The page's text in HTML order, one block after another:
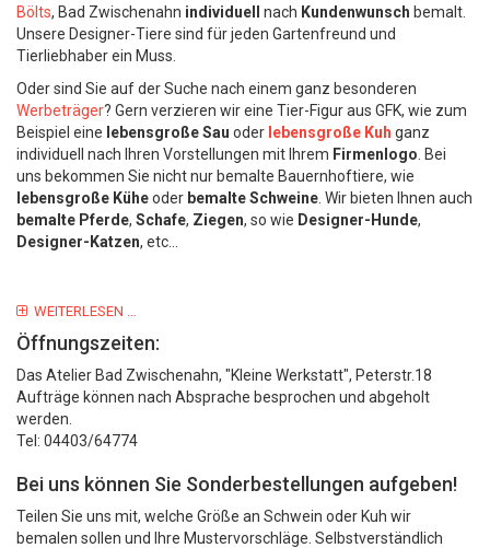
Bölts, Bad Zwischenahn individuell nach Kundenwunsch bemalt.
Unsere Designer-Tiere sind für jeden Gartenfreund und
Tierliebhaber ein Muss.
Oder sind Sie auf der Suche nach einem ganz besonderen
Werbeträger? Gern verzieren wir eine Tier-Figur aus GFK, wie zum
Beispiel eine lebensgroße Sau oder lebensgroße Kuh ganz
individuell nach Ihren Vorstellungen mit Ihrem Firmenlogo . Bei
uns bekommen Sie nicht nur bemalte Bauernhoftiere, wie
lebensgroße Küheoder bemalte Schweine . Wir bieten Ihnen auch
bemalte Pferde, Schafe, Ziegen, so wie Designer-Hunde,
Designer-Katzen, etc...
WEITERLESEN …
Öffnungszeiten:
Das Atelier Bad Zwischenahn, "Kleine Werkstatt", Peterstr.18
Aufträge können nach Absprache besprochen und abgeholt
werden.
Tel: 04403/64774
Bei uns können Sie Sonderbestellungen aufgeben!
Teilen Sie uns mit, welche Größe an Schwein oder Kuh wir
bemalen sollen und Ihre Mustervorschläge. Selbstverständlich